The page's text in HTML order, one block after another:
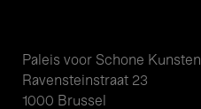
Paleis voor Schone Kunsten
Ravensteinstraat 23
1000 Brussel